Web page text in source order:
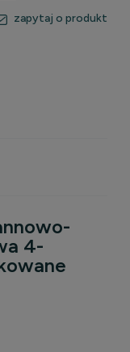
zapytaj o produkt
płatności
4-